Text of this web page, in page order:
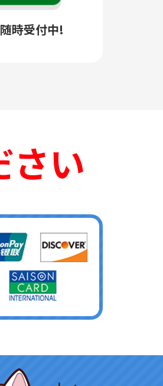
時受付中!
さい